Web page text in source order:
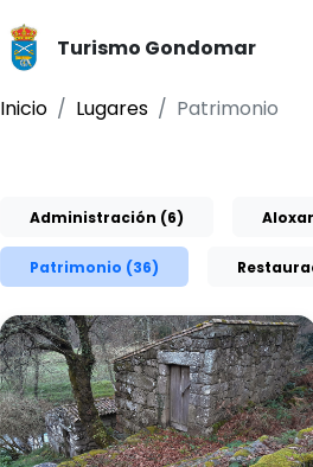
Turismo Gondomar
Inicio Lugares
Patrimonio
Administración (6)
Patrimonio (36)